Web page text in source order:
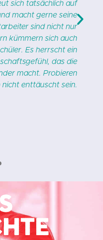
sich tatsächlich auf
macht gerne seine
sind nicht nur
kümmern sich auch
Es herrscht ein
das die
macht. Probieren
nicht enttäuscht sein.